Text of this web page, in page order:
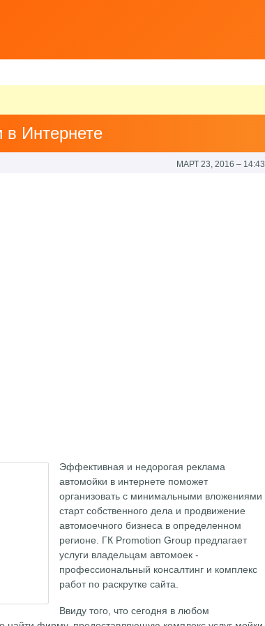
в Интернете
МАРТ 23, 2016 – 14:43
Эффективная и недорогая реклама
автомойки в интернете поможет
организовать с минимальными вложениями
старт собственного дела и продвижение
автомоечного бизнеса в определенном
регионе. ГК Promotion Group предлагает
услуги владельцам автомоек -
профессиональный консалтинг и комплекс
работ по раскрутке сайта.
Ввиду того, что сегодня в любом